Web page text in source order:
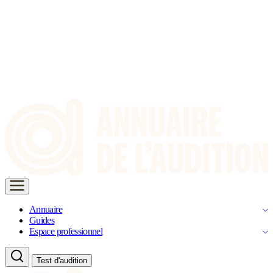
Annuaire
Guides
Espace professionnel
Test d'audition